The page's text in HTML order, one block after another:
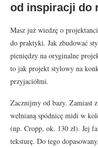
od inspiracji do
Masz już wiedzę o
do praktyki. Jak zbudować
pieniędzy na oryginalne
to jak projekt stylowy na
przyjaciółmi.
Zacznijmy od bazy. Zamiast
wełnianą spódnicę midi w
(np. Cropp, ok. 130 zł). Jej
teksturę. Do tego